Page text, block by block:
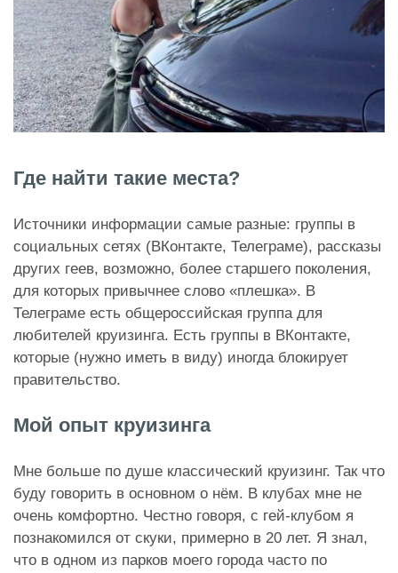
Где найти такие места?
Источники информации самые разные: группы в
социальных сетях (ВКонтакте, Телеграме), рассказы
других геев, возможно, более старшего поколения,
для которых привычнее слово «плешка». В
Телеграме есть общероссийская группа для
любителей круизинга. Есть группы в ВКонтакте,
которые (нужно иметь в виду) иногда блокирует
правительство.
Мой опыт круизинга
Мне больше по душе классический круизинг. Так что
буду говорить в основном о нём. В клубах мне не
очень комфортно. Честно говоря, с гей-клубом я
познакомился от скуки, примерно в 20 лет. Я знал,
что в одном из парков моего города часто по